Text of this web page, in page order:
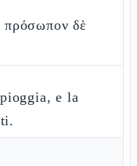
πρόσωπον δὲ
e la